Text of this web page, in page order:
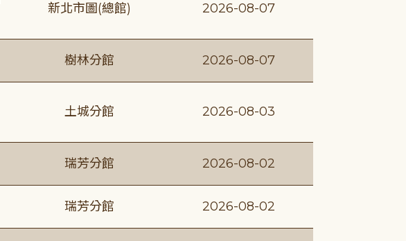
新北市圖(總館) 2026-08-07
樹林分館 2026-08-07
土城分館 2026-08-03
瑞芳分館 2026-08-02
瑞芳分館 2026-08-02